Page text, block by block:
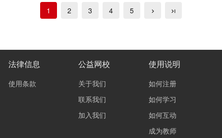
1 2 3 4 5
法律信息
使用条款
公益网校
关于我们
联系我们
加入我们
使用说明
如何注册
如何学习
如何互动
成为教师